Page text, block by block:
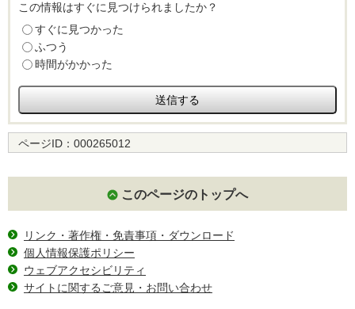
この情報はすぐに見つけられましたか？
すぐに見つかった
ふつう
時間がかかった
ページID： 000265012
このページのトップへ
リンク・著作権・免責事項・ダウンロード
個人情報保護ポリシー
ウェブアクセシビリティ
サイトに関するご意見・お問い合わせ